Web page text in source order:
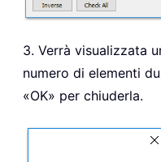
3. Verrà visualizzata
numero di elementi
«OK» per chiuderla.